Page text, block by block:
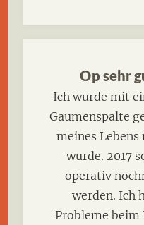
Op sehr
Ich wurde mit
Gaumenspalte
meines
wurde. 2017
operativ
werden. Ich
Probleme beim